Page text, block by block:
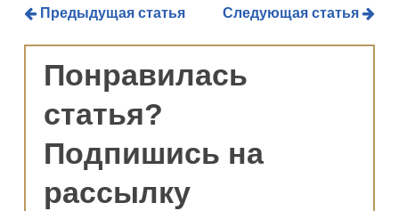
Предыдущая статья Следующая статья
Понравилась
статья?
Подпишись на
рассылку